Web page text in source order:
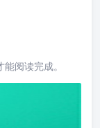
阅读完成。